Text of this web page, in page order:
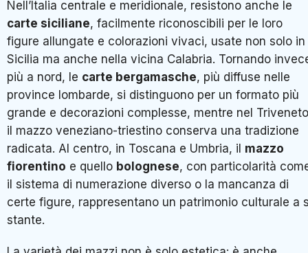
Nell’Italia centrale e meridionale, resistono anche le
carte siciliane, facilmente riconoscibili per le loro
figure allungate e colorazioni vivaci, usate non solo in
Sicilia ma anche nella vicina Calabria. Tornando
più a nord, le carte bergamasche, più diffuse nelle
province lombarde, si distinguono per un formato più
grande e decorazioni complesse, mentre nel
il mazzo veneziano-triestino conserva una tradizione
radicata. Al centro, in Toscana e Umbria, il mazzo
fiorentino e quello bolognese, con particolarità
il sistema di numerazione diverso o la mancanza di
certe figure, rappresentano un patrimonio culturale a
stante.